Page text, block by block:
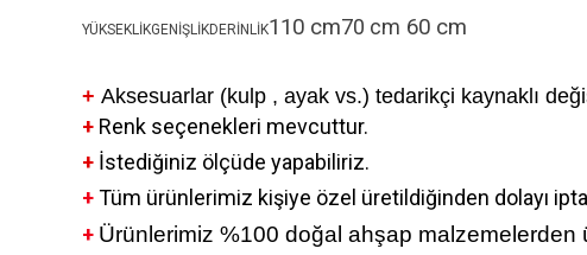
YÜKSEKLİKGENİŞLİKDERİNLİK110 cm70 cm 60 cm
+ Aksesuarlar (kulp , ayak vs.) tedarikçi kaynaklı
+ Renk seçenekleri mevcuttur.
+ İstediğiniz ölçüde yapabiliriz.
+Tüm ürünlerimiz kişiye özel üretildiğinden dolayı
+ Ürünlerimiz %100 doğal ahşap malzemelerden